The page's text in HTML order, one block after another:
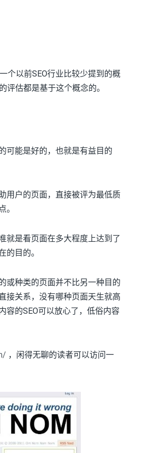
个以前SEO行业比较少提到的概
估都是基于这个概念的。
可能是好的，也就是有益目的
用户的页面，直接被评为最低质
。
就是看页面在多大程度上达到了
的目的。
或种类的页面并不比另一种目的
接关系，没有哪种页面天生就高
容的SEO可以放心了，低俗内容
，闲得无聊的读者可以访问一